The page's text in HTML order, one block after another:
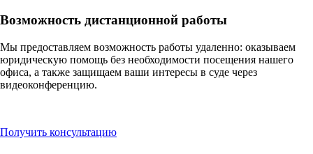
Возможность дистанционной работы
Мы предоставляем возможность работы удаленно: оказываем
юридическую помощь без необходимости посещения нашего
офиса, а также защищаем ваши интересы в суде через
видеоконференцию.
Получить консультацию